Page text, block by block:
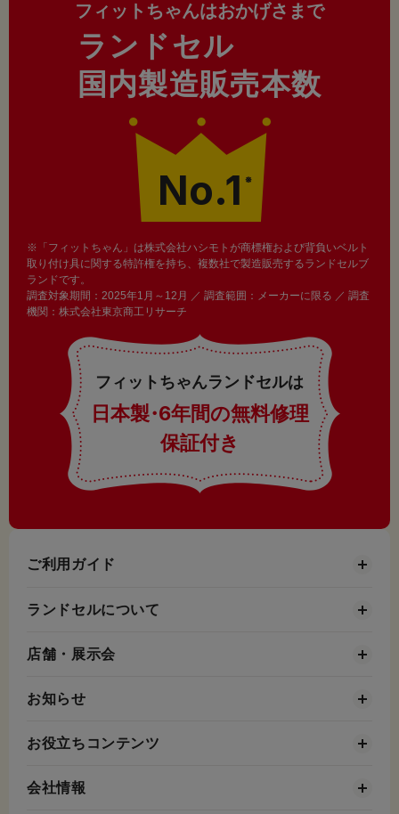
フィットちゃんはおかげさまで
ランドセル
国内製造販売本数
No.1 ※
※「フィットちゃん」は株式会社ハシモトが商標権および背負いベルト
取り付け具に関する特許権を持ち、複数社で製造販売するランドセルブ
ランドです。
調査対象期間：2025年1月～12月 ／ 調査範囲：メーカーに限る ／ 調査
機関：株式会社東京商工リサーチ
フィットちゃんランドセルは
日本製・6年間の無料修理
保証付き
ご利用ガイド
ランドセルについて
店舗・展示会
お知らせ
お役立ちコンテンツ
会社情報